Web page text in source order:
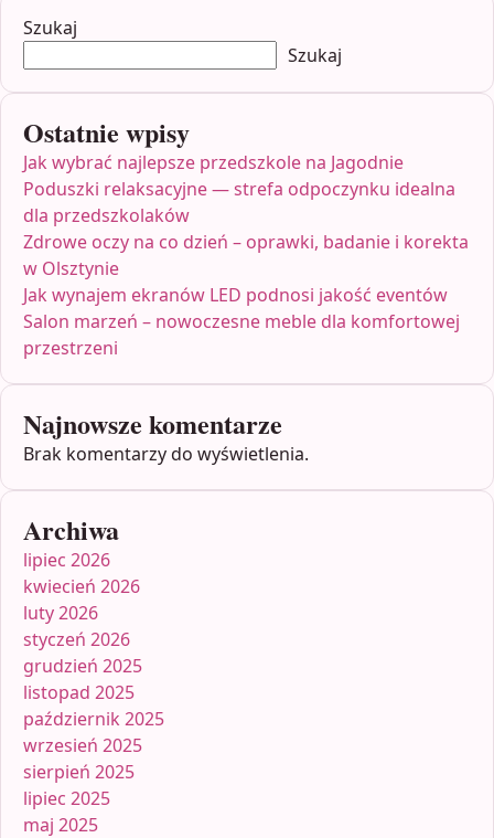
Szukaj
Szukaj
Ostatnie wpisy
Jak wybrać najlepsze przedszkole na Jagodnie
Poduszki relaksacyjne — strefa odpoczynku idealna
dla przedszkolaków
Zdrowe oczy na co dzień – oprawki, badanie i korekta
w Olsztynie
Jak wynajem ekranów LED podnosi jakość eventów
Salon marzeń – nowoczesne meble dla komfortowej
przestrzeni
Najnowsze komentarze
Brak komentarzy do wyświetlenia.
Archiwa
lipiec 2026
kwiecień 2026
luty 2026
styczeń 2026
grudzień 2025
listopad 2025
październik 2025
wrzesień 2025
sierpień 2025
lipiec 2025
maj 2025